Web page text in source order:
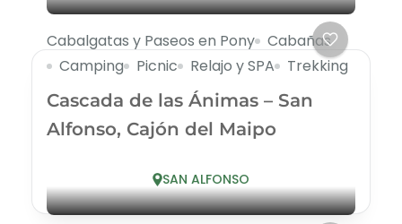
Cabalgatas y Paseos en Pony
Cabañas
Camping
Picnic Relajo y SPA Trekking
Cascada de las Ánimas – San
Alfonso, Cajón del Maipo
SAN ALFONSO